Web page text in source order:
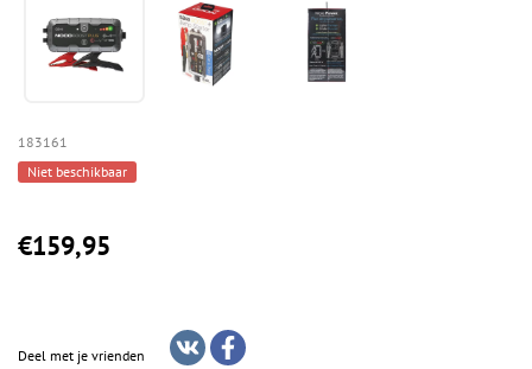
183161
Niet beschikbaar
€159,95
Deel met je vrienden